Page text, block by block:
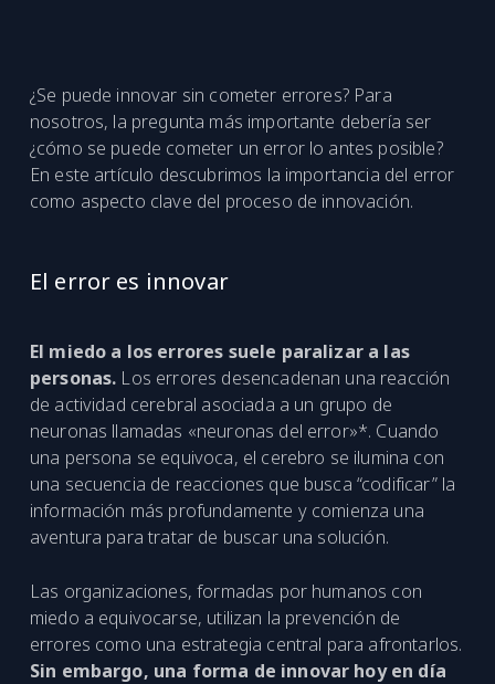
¿Se puede innovar sin cometer errores? Para
nosotros, la pregunta más importante debería ser
¿cómo se puede cometer un error lo antes posible?
En este artículo descubrimos la importancia del error
como aspecto clave del proceso de innovación.
El error es innovar
El miedo a los errores suele paralizar a las
personas. Los errores desencadenan una reacción
de actividad cerebral asociada a un grupo de
neuronas llamadas «neuronas del error»*. Cuando
una persona se equivoca, el cerebro se ilumina con
una secuencia de reacciones que busca “codificar” la
información más profundamente y comienza una
aventura para tratar de buscar una solución.
Las organizaciones, formadas por humanos con
miedo a equivocarse, utilizan la prevención de
errores como una estrategia central para afrontarlos.
Sin embargo, una forma de innovar hoy en día